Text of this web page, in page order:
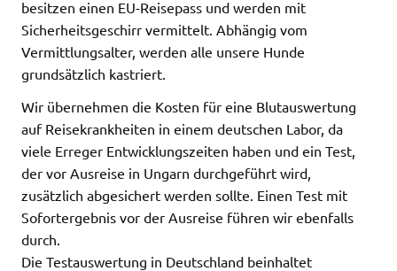
besitzen einen EU-Reisepass und werden mit
Sicherheitsgeschirr vermittelt. Abhängig vom
Vermittlungsalter, werden alle unsere Hunde
grundsätzlich kastriert.
Wir übernehmen die Kosten für eine Blutauswertung
auf Reisekrankheiten in einem deutschen Labor, da
viele Erreger Entwicklungszeiten haben und ein Test,
der vor Ausreise in Ungarn durchgeführt wird,
zusätzlich abgesichert werden sollte. Einen Test mit
Sofortergebnis vor der Ausreise führen wir ebenfalls
durch.
Die Testauswertung in Deutschland beinhaltet